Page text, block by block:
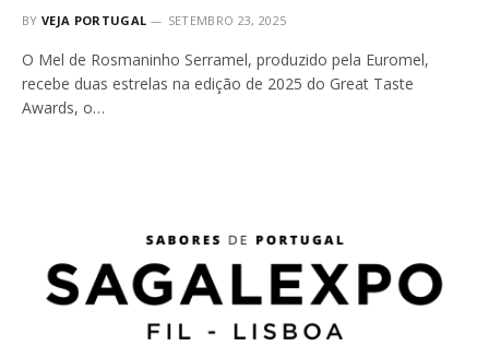
BY VEJA PORTUGAL SETEMBRO 23, 2025
O Mel de Rosmaninho Serramel, produzido pela Euromel,
recebe duas estrelas na edição de 2025 do Great Taste
Awards, o…